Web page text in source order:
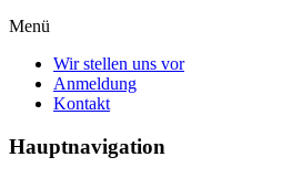
Menü
Wir stellen uns vor
Anmeldung
Kontakt
Hauptnavigation